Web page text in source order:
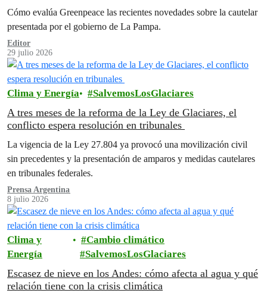
Cómo evalúa Greenpeace las recientes novedades sobre la cautelar
presentada por el gobierno de La Pampa.
Editor
29 julio 2026
Clima y Energía SalvemosLosGlaciares
A tres meses de la reforma de la Ley de Glaciares, el
conflicto espera resolución en tribunales
La vigencia de la Ley 27.804 ya provocó una movilización civil
sin precedentes y la presentación de amparos y medidas cautelares
en tribunales federales.
Prensa Argentina
8 julio 2026
Clima y
Energía
Cambio climático
SalvemosLosGlaciares
Escasez de nieve en los Andes: cómo afecta al agua y qué
relación tiene con la crisis climática